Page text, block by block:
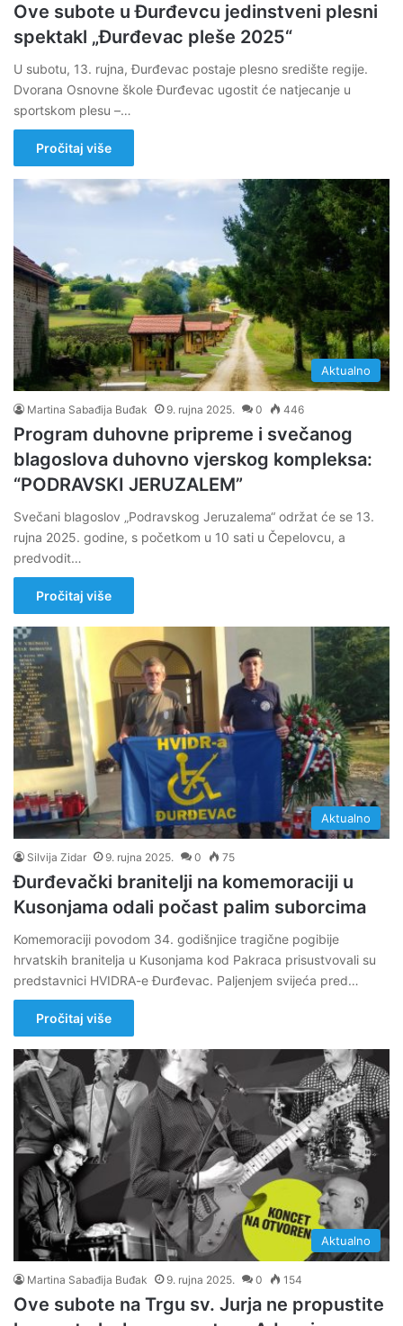
Ove subote u Đurđevcu jedinstveni plesni
spektakl „Đurđevac pleše 2025“
U subotu, 13. rujna, Đurđevac postaje plesno središte regije.
Dvorana Osnovne škole Đurđevac ugostit će natjecanje u
sportskom plesu –…
Pročitaj više
Aktualno
Martina Sabađija Buđak 9. rujna 2025. 0 446
Program duhovne pripreme i svečanog
blagoslova duhovno vjerskog kompleksa:
“PODRAVSKI JERUZALEM”
Svečani blagoslov „Podravskog Jeruzalema“ održat će se 13.
rujna 2025. godine, s početkom u 10 sati u Čepelovcu, a
predvodit…
Pročitaj više
Aktualno
Silvija Zidar 9. rujna 2025. 0 75
Đurđevački branitelji na komemoraciji u
Kusonjama odali počast palim suborcima
Komemoraciji povodom 34. godišnjice tragične pogibije
hrvatskih branitelja u Kusonjama kod Pakraca prisustvovali su
predstavnici HVIDRA-e Đurđevac. Paljenjem svijeća pred…
Pročitaj više
Aktualno
Martina Sabađija Buđak 9. rujna 2025. 0 154
Ove subote na Trgu sv. Jurja ne propustite